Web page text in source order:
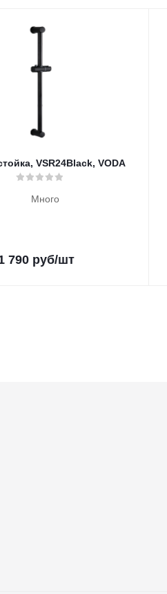
VSR24Black, VODA
Много
790руб/шт